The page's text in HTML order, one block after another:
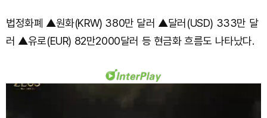
법정화폐 ▲원화(KRW) 380만 달러 ▲달러(USD) 333만 달
러 ▲유로(EUR) 82만2000달러 등 현금화 흐름도 나타났다.